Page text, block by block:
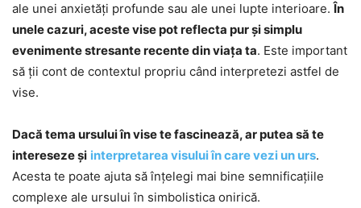
ale unei anxietăți profunde sau ale unei lupte interioare.În
unele cazuri, aceste vise pot reflecta pur și simplu
evenimente stresante recente din viața ta. Este important
să ții cont de contextul propriu când interpretezi astfel de
vise.
Dacă tema ursului în vise te fascinează, ar putea să te
intereseze și interpretarea visului în care vezi un urs.
Acesta te poate ajuta să înțelegi mai bine semnificațiile
complexe ale ursului în simbolistica onirică.